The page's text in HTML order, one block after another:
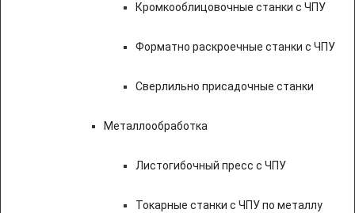
Кромкооблицовочные станки с ЧПУ
Форматно раскроечные станки с ЧПУ
Сверлильно присадочные станки
Металлообработка
Листогибочный пресс с ЧПУ
Токарные станки с ЧПУ по металлу